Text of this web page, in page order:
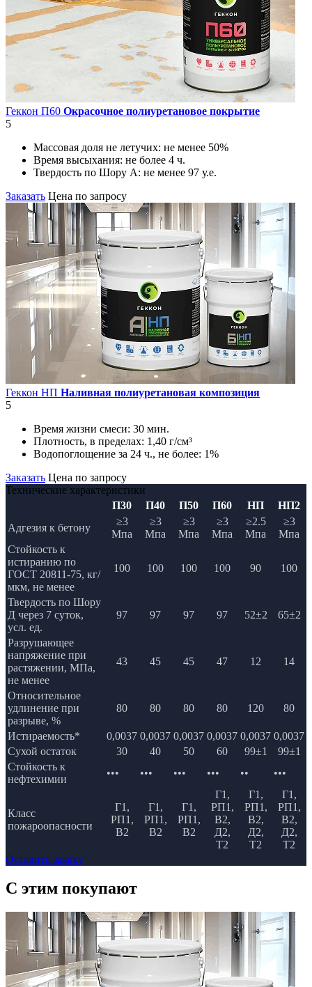
Геккон П60 Окрасочное полиуретановое покрытие
5
Массовая доля не летучих: не менее 50%
Время высыхания: не более 4 ч.
Твердость по Шору А: не менее 97 у.е.
Заказать Цена по запросу
Геккон НП Наливная полиуретановая композиция
5
Время жизни смеси: 30 мин.
Плотность, в пределах: 1,40 г/см³
Водопоглощение за 24 ч., не более: 1%
Заказать Цена по запросу
Технические характеристики
П30
П40 П50 П60 НП
НП2
Адгезия к бетону
≥3
Мпа
≥3
Мпа
≥3
Мпа
≥3
Мпа
≥2.5
Мпа
≥3
Мпа
Стойкость к
истиранию по
ГОСТ 20811-75, кг/
мкм, не менее
100 100 100 100 90 100
Твердость по Шору
Д через 7 суток,
усл. ед.
97 97 97 97 52±2 65±2
Разрушающее
напряжение при
растяжении, МПа,
не менее
43 45 45 47 12 14
Относительное
удлинение при
разрыве, %
80 80 80 80 120 80
Истираемость* 0,0037 0,0037 0,0037 0,0037 0,0037 0,0037
Сухой остаток
30 40 50 60 99±1
99±1
Стойкость к
нефтехимии
••• ••• ••• ••• •• •••
Класс
пожароопасности
Г1,
РП1,
В2
Г1,
РП1,
В2
Г1,
РП1,
В2
Г1,
РП1,
В2,
Д2,
Т2
Г1,
РП1,
В2,
Д2,
Т2
Г1,
РП1,
В2,
Д2,
Т2
Оставить заявку
C этим покупают